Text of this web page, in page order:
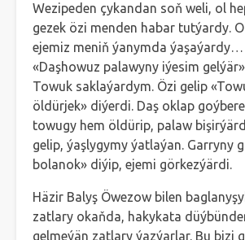
Wezipeden çykandan soň weli, ol
gezek özi menden habar tutýardy.
ejemiz meniň ýanymda
«Daşhowuz palawyny iýesim
Towuk saklaýardym. Özi gelip
öldürjek» diýerdi. Daş oklap
towugy hem öldürip, palaw
gelip, ýaşlygymy ýatlaýan. Garryny
bolanok» diýip, ejemi görkezýärdi.
Häzir Balyş Öwezow bilen
zatlary okaňda, hakykata
gelmeýän zatlary ýazýarlar. Bu bizi